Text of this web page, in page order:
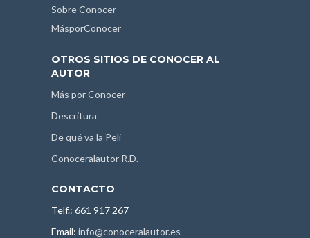
Sobre Conocer
MásporConocer
OTROS SITIOS DE CONOCER AL
AUTOR
Más por Conocer
Descritura
De qué va la Peli
Conoceralautor R.D.
CONTACTO
Telf.: 661 917 267
Email: info@conoceralautor.es